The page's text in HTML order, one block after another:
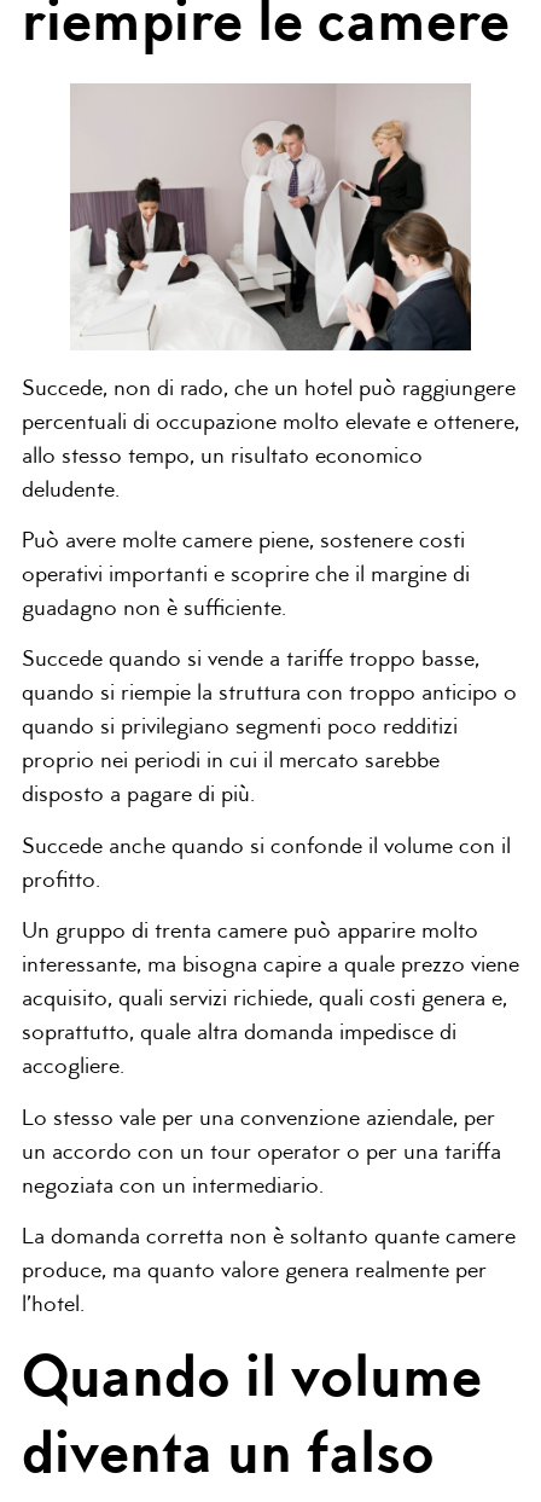
riempire le camere
Succede, non di rado, che un hotel può raggiungere
percentuali di occupazione molto elevate e ottenere,
allo stesso tempo, un risultato economico
deludente.
Può avere molte camere piene, sostenere costi
operativi importanti e scoprire che il margine di
guadagno non è sufficiente.
Succede quando si vende a tariffe troppo basse,
quando si riempie la struttura con troppo anticipo o
quando si privilegiano segmenti poco redditizi
proprio nei periodi in cui il mercato sarebbe
disposto a pagare di più.
Succede anche quando si confonde il volume con il
profitto.
Un gruppo di trenta camere può apparire molto
interessante, ma bisogna capire a quale prezzo viene
acquisito, quali servizi richiede, quali costi genera e,
soprattutto, quale altra domanda impedisce di
accogliere.
Lo stesso vale per una convenzione aziendale, per
un accordo con un tour operator o per una tariffa
negoziata con un intermediario.
La domanda corretta non è soltanto quante camere
produce, ma quanto valore genera realmente per
l’hotel.
Quando il volume
diventa un falso